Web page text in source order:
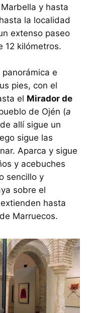
y hasta
la localidad
extenso paseo
12 kilómetros.
e
pies, con el
el Mirador de
de Ojén (a
allí sigue un
sigue las
Aparca y sigue
y acebuches
sencillo y
sobre el
hasta
Marruecos.